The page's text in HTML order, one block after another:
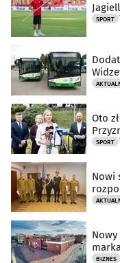
SPORT
Oto
SPORT
Nowi
BIZNES